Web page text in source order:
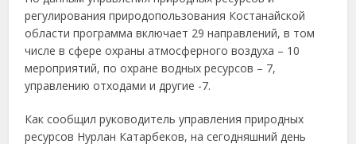
регулирования природопользования Костанайской
области программа включает 29 направлений, в том
числе в сфере охраны атмосферного воздуха – 10
мероприятий, по охране водных ресурсов – 7,
управлению отходами и другие -7.
Как сообщил руководитель управления природных
ресурсов Нурлан Катарбеков, на сегодняшний день